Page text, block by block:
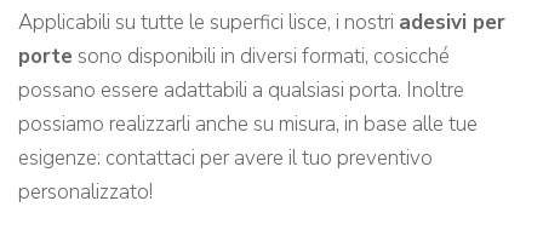
Applicabili su tutte le superfici lisce, i nostri adesivi per
porte sono disponibili in diversi formati, cosicché
possano essere adattabili a qualsiasi porta. Inoltre
possiamo realizzarli anche su misura, in base alle tue
esigenze: contattaci per avere il tuo preventivo
personalizzato!